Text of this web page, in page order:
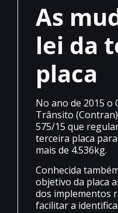
As
lei da
placa
No ano de 2015 o
Trânsito
575/15 que
terceira placa
mais de 4.536kg.
Conhecida
objetivo da placa
dos implementos
facilitar a